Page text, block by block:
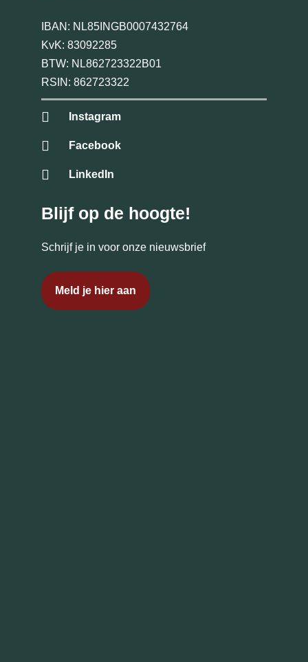
IBAN: NL85INGB0007432764
KvK: 83092285
BTW: NL862723322B01
RSIN: 862723322
Instagram
Facebook
LinkedIn
Blijf op de hoogte!
Schrijf je in voor onze nieuwsbrief
Meld je hier aan